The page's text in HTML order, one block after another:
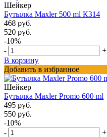
Шейкер
Бутылка Maxler 500 ml К314
468 руб.
520 руб.
-10%
-
+
В корзину
Добавить в избранное
Шейкер
Бутылка Maxler Promo 600 ml
495 руб.
550 руб.
-10%
-
+